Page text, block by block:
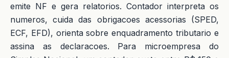
emite NF e gera relatorios. Contador interpreta os
numeros, cuida das obrigacoes acessorias (SPED,
ECF, EFD), orienta sobre enquadramento tributario e
assina as declaracoes. Para microempresa do